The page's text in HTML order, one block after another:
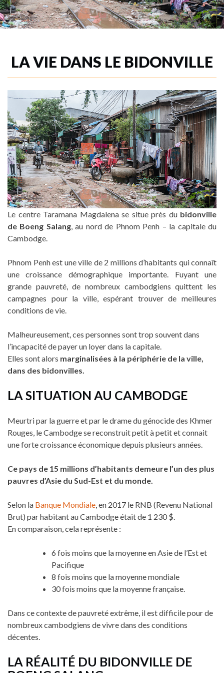
LA VIE DANS LE BIDONVILLE
Le centre Taramana Magdalena se situe près du bidonville
de Boeng Salang, au nord de Phnom Penh – la capitale du
Cambodge.
Phnom Penh est une ville de 2 millions d’habitants qui connaît
une croissance démographique importante. Fuyant une
grande pauvreté, de nombreux cambodgiens quittent les
campagnes pour la ville, espérant trouver de meilleures
conditions de vie.
Malheureusement, ces personnes sont trop souvent dans
l’incapacité de payer un loyer dans la capitale.
Elles sont alors marginalisées à la périphérie de la ville,
dans des bidonvilles.
LA SITUATION AU CAMBODGE
Meurtri par la guerre et par le drame du génocide des Khmer
Rouges, le Cambodge se reconstruit petit à petit et connait
une forte croissance économique depuis plusieurs années.
Ce pays de 15 millions d’habitants demeure l’un des plus
pauvres d’Asie du Sud-Est et du monde.
Selon la Banque Mondiale , en 2017 le RNB (Revenu National
Brut) par habitant au Cambodge était de 1 230 $.
En comparaison, cela représente :
6 fois moins que la moyenne en Asie de l’Est et
Pacifique
8 fois moins que la moyenne mondiale
30 fois moins que la moyenne française.
Dans ce contexte de pauvreté extrême, il est difficile pour de
nombreux cambodgiens de vivre dans des conditions
décentes.
LA RÉALITÉ DU BIDONVILLE DE